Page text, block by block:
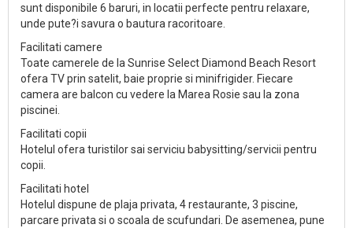
sunt disponibile 6 baruri, in locatii perfecte pentru relaxare,
unde pute?i savura o bautura racoritoare.
Facilitati camere
Toate camerele de la Sunrise Select Diamond Beach Resort
ofera TV prin satelit, baie proprie si minifrigider. Fiecare
camera are balcon cu vedere la Marea Rosie sau la zona
piscinei.
Facilitati copii
Hotelul ofera turistilor sai serviciu babysitting/servicii pentru
copii.
Facilitati hotel
Hotelul dispune de plaja privata, 4 restaurante, 3 piscine,
parcare privata si o scoala de scufundari. De asemenea, pune